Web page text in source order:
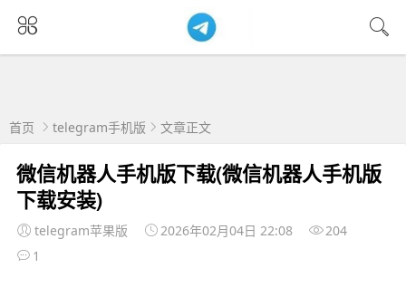
首页 telegram手机版 文章正文
微信机器人手机版下载(微信机器人手机版
下载安装)
telegram苹果版 2026年02月04日 22:08
204
1